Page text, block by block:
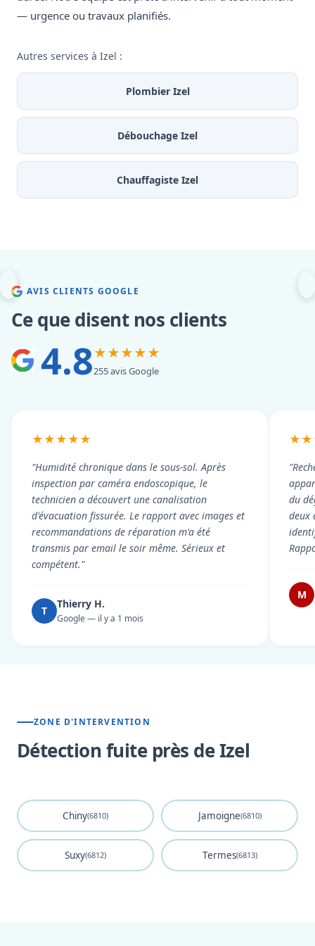
— urgence ou travaux planifiés.
Autres services à Izel :
Plombier Izel
Débouchage Izel
Chauffagiste Izel
AVIS CLIENTS GOOGLE
Ce que disent nos clients
4.8★★★★★
255 avis Google
★★★★★
"Humidité chronique dans le sous-sol. Après
inspection par caméra endoscopique, le
technicien a découvert une canalisation
d'évacuation fissurée. Le rapport avec images et
recommandations de réparation m'a été
transmis par email le soir même. Sérieux et
compétent."
T
Thierry H.
Google — il y a 1 mois
du
deux
M
ZONE D'INTERVENTION
Détection fuite près de Izel
Chiny(6810) Jamoigne(6810)
Suxy(6812) Termes(6813)